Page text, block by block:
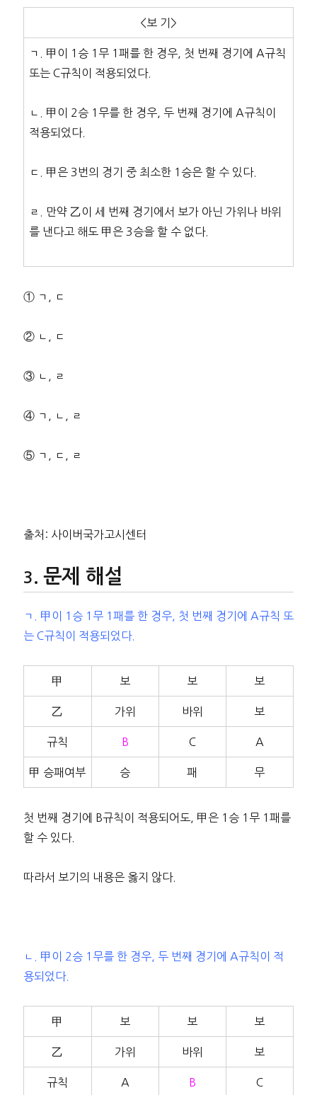
<보 기>
ㄱ. 甲이 1승 1무 1패를 한 경우, 첫 번째 경기에 A규칙
또는 C규칙이 적용되었다.
ㄴ. 甲이 2승 1무를 한 경우, 두 번째 경기에 A규칙이
적용되었다.
ㄷ. 甲은 3번의 경기 중 최소한 1승은 할 수 있다.
ㄹ. 만약 乙이 세 번째 경기에서 보가 아닌 가위나 바위
를 낸다고 해도 甲은 3승을 할 수 없다.
① ㄱ, ㄷ
② ㄴ, ㄷ
③ ㄴ, ㄹ
④ ㄱ, ㄴ, ㄹ
⑤ ㄱ, ㄷ, ㄹ
출처: 사이버국가고시센터
문제 해설
ㄱ. 甲이 1승 1무 1패를 한 경우, 첫 번째 경기에 A규칙 또
는 C규칙이 적용되었다.
甲 보 보 보
乙 가위 바위 보
규칙 B C A
甲 승패여부 승 패 무
첫 번째 경기에 B규칙이 적용되어도, 甲은 1승 1무 1패를
할 수 있다.
따라서 보기의 내용은 옳지 않다.
ㄴ. 甲이 2승 1무를 한 경우, 두 번째 경기에 A규칙이 적
용되었다.
甲 보 보 보
乙 가위 바위 보
규칙 A B C